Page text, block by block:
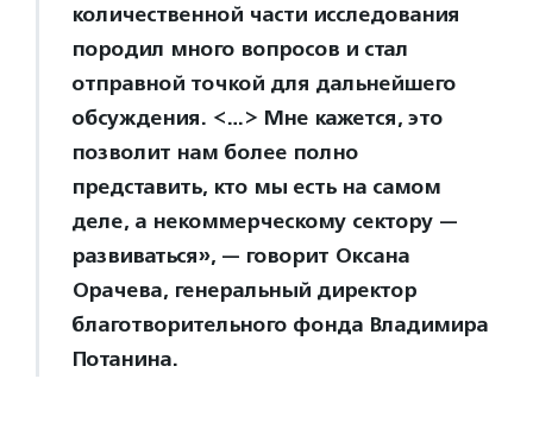
количественной части исследования
породил много вопросов и стал
отправной точкой для дальнейшего
обсуждения. <…> Мне кажется, это
позволит нам более полно
представить, кто мы есть на самом
деле, а некоммерческому сектору —
развиваться», — говорит Оксана
Орачева, генеральный директор
благотворительного фонда Владимира
Потанина.